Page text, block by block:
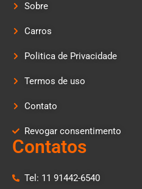
Sobre
Carros
Politica de Privacidade
Termos de uso
Contato
Revogar consentimento
Contatos
Tel: 11 91442-6540